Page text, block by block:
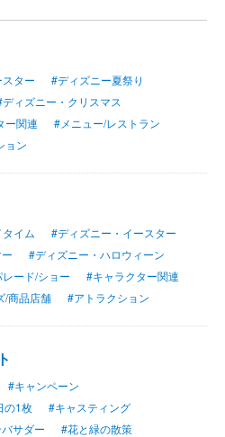
ター
#ディズニー夏祭り
ディズニー・クリスマス
ー関連
#メニュー/レストラン
ョン
イム
#ディズニー・イースター
#ディズニー・ハロウィーン
ード/ショー
#キャラクター関連
/商品店舗 #アトラクション
#キャンペーン
の1枚
#キャスティング
サダー
#花と緑の散策